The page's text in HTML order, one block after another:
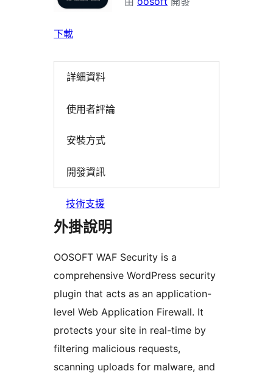
下載
詳細資料
使用者評論
安裝方式
開發資訊
技術支援
外掛說明
OOSOFT WAF Security is a
comprehensive WordPress security
plugin that acts as an application-
level Web Application Firewall. It
protects your site in real-time by
filtering malicious requests,
scanning uploads for malware, and